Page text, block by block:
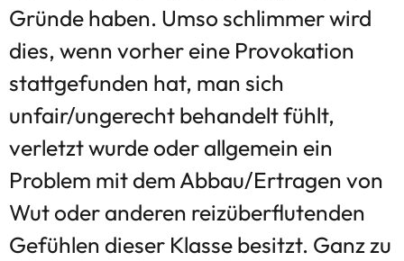
Gründe haben. Umso schlimmer wird
dies, wenn vorher eine Provokation
stattgefunden hat, man sich
unfair/ungerecht behandelt fühlt,
verletzt wurde oder allgemein ein
Problem mit dem Abbau/Ertragen von
Wut oder anderen reizüberflutenden
Gefühlen dieser Klasse besitzt. Ganz zu